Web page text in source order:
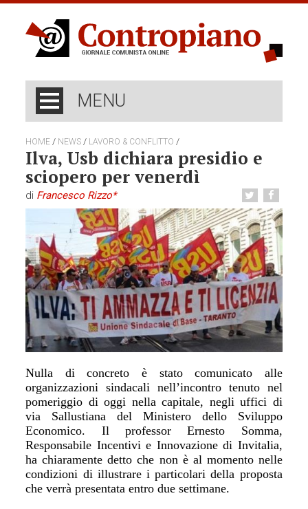
MENU
HOME / NEWS / LAVORO & CONFLITTO /
Ilva, Usb dichiara presidio e
sciopero per venerdì
di Francesco Rizzo*
Nulla di concreto è stato comunicato alle
organizzazioni sindacali nell’incontro tenuto nel
pomeriggio di oggi nella capitale, negli uffici di
via Sallustiana del Ministero dello Sviluppo
Economico. Il professor Ernesto Somma,
Responsabile Incentivi e Innovazione di Invitalia,
ha chiaramente detto che non è al momento nelle
condizioni di illustrare i particolari della proposta
che verrà presentata entro due settimane.